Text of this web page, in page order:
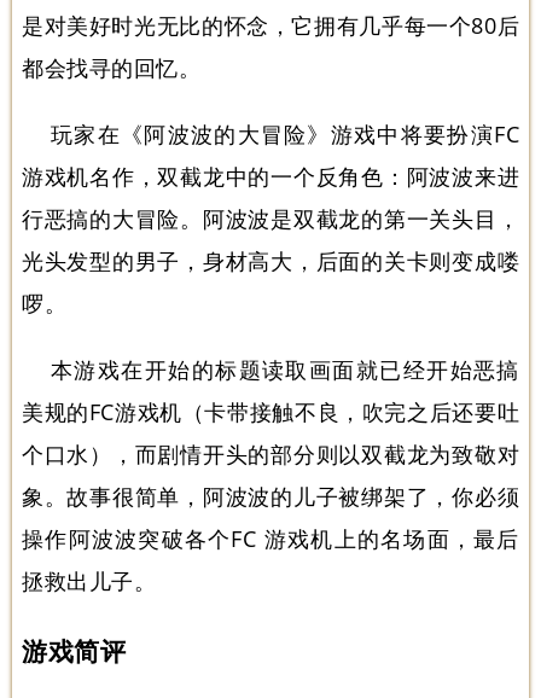
是对美好时光无比的怀念，它拥有几乎每一个80后
都会找寻的回忆。
玩家在《阿波波的大冒险》游戏中将要扮演FC
游戏机名作，双截龙中的一个反角色：阿波波来进
行恶搞的大冒险。阿波波是双截龙的第一关头目，
光头发型的男子，身材高大，后面的关卡则变成喽
啰。
本游戏在开始的标题读取画面就已经开始恶搞
美规的FC游戏机（卡带接触不良，吹完之后还要吐
个口水），而剧情开头的部分则以双截龙为致敬对
象。故事很简单，阿波波的儿子被绑架了，你必须
操作阿波波突破各个FC 游戏机上的名场面，最后
拯救出儿子。
游戏简评